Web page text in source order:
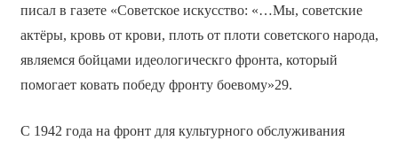
писал в газете «Советское искусство: «…Мы, советские
актёры, кровь от крови, плоть от плоти советского народа,
являемся бойцами идеологическго фронта, который
помогает ковать победу фронту боевому»29.
С 1942 года на фронт для культурного обслуживания